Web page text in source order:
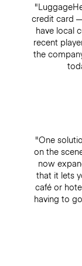
credit card
have local
recent
the
"One
on the
now
that it lets
café or
having to